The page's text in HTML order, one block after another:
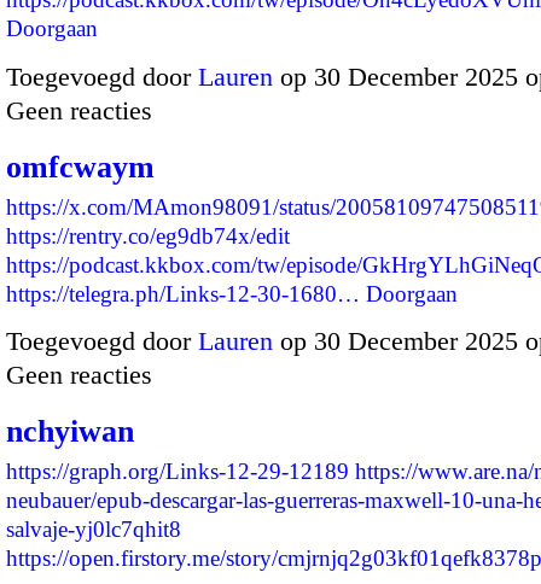
Doorgaan
Toegevoegd door Lauren op 30 December 2025
Geen reacties
omfcwaym
https://x.com/MAmon98091/status/
https://rentry.co/eg9db74x/edit
https://podcast.kkbox.com/tw/episode/
https://telegra.ph/Links-12-30-1680… Doorgaan
Toegevoegd door Lauren op 30 December 2025
Geen reacties
nchyiwan
https://graph.org/Links-12-29-12189 https://www.are.na/
neubauer/epub-descargar-las-guerreras-maxwell-10-una-
salvaje-yj0lc7qhit8
https://open.firstory.me/story/